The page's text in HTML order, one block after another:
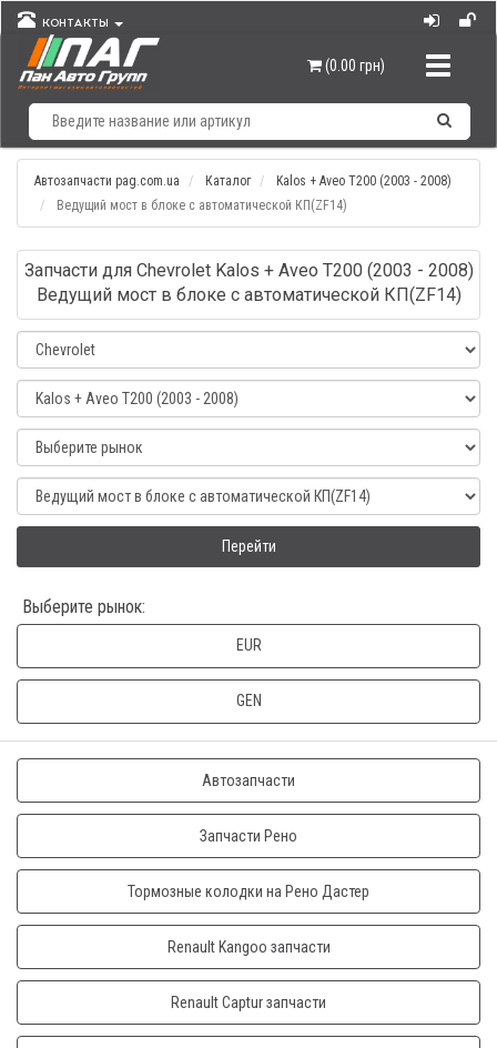
КОНТАКТЫ
(0.00 грн)
Автозапчасти pag.com.ua Каталог
Kalos + Aveo T200 (2003 - 2008)
Ведущий мост в блоке с автоматической КП(ZF14)
Запчасти для Chevrolet Kalos + Aveo T200 (2003 - 2008)
Ведущий мост в блоке с автоматической КП(ZF14)
Перейти
Выберите рынок:
EUR
GEN
Автозапчасти
Запчасти Рено
Тормозные колодки на Рено Дастер
Renault Kangoo запчасти
Renault Captur запчасти